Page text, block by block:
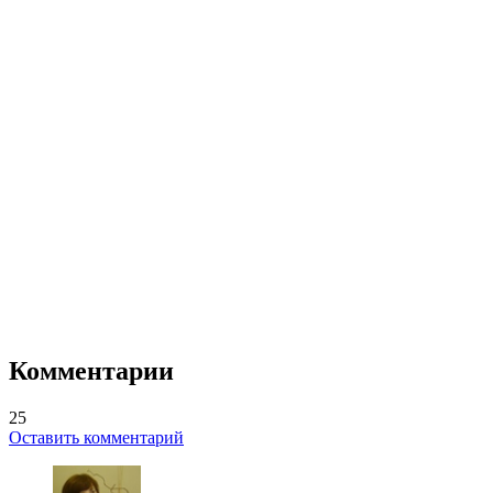
Комментарии
25
Оставить комментарий